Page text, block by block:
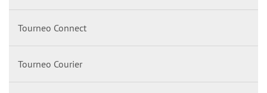
Tourneo Connect
Tourneo Courier